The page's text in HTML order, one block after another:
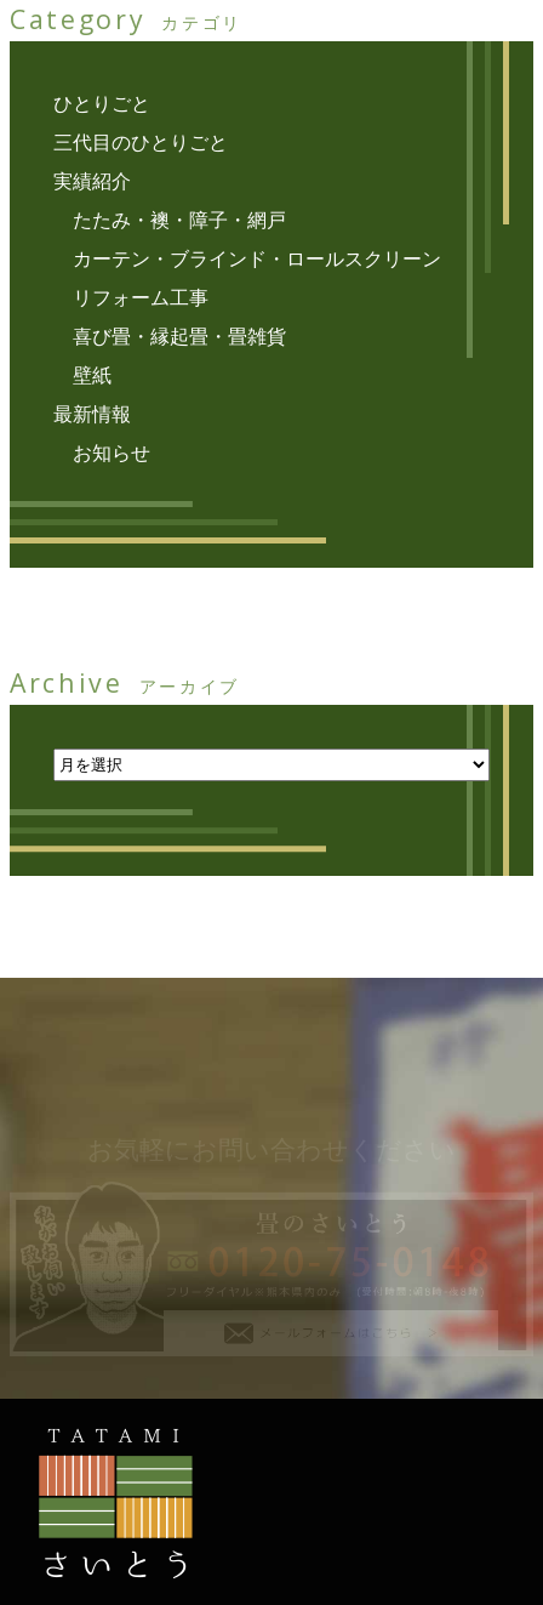
Category カテゴリ
ひとりごと
三代目のひとりごと
実績紹介
たたみ・襖・障子・網戸
カーテン・ブラインド・ロールスクリーン
リフォーム工事
喜び畳・縁起畳・畳雑貨
壁紙
最新情報
お知らせ
Archive アーカイブ
お気軽にお問い合わせください